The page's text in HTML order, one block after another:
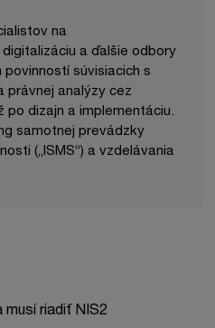
na
a ďalšie odbory
súvisiacich s
právnej analýzy cez
dizajn a implementáciu.
samotnej prevádzky
(„ISMS“) a vzdelávania
musí riadiť NIS2